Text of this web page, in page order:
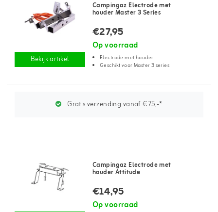
Bekijk artikel
Campingaz Electrode met
houder Master 3 Series
€27,95
Op voorraad
Electrode met houder
Geschikt voor Master 3 series
Gratis verzending vanaf €75,-*
Campingaz Electrode met
houder Attitude
€14,95
Op voorraad